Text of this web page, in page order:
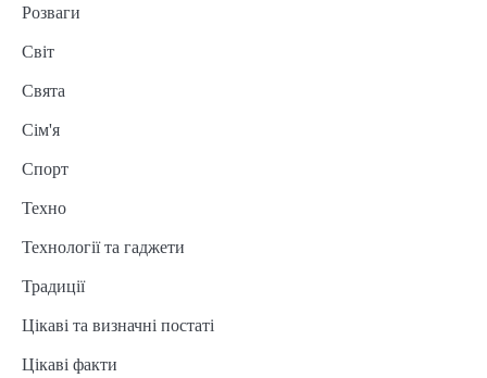
Розваги
Світ
Свята
Сім'я
Спорт
Техно
Технології та гаджети
Традиції
Цікаві та визначні постаті
Цікаві факти